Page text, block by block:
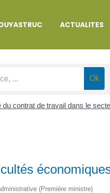
ACTUALITES
du contrat de travail dans le
(Première ministre)